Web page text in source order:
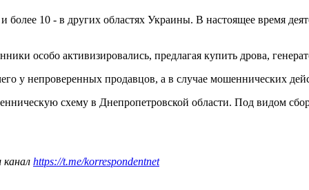
10 - в других областях Украины. В настоящее время
особо активизировались, предлагая купить дрова,
у непроверенных продавцов, а в случае мошеннических
схему в Днепропетровской области. Под видом
канал https://t.me/korrespondentnet